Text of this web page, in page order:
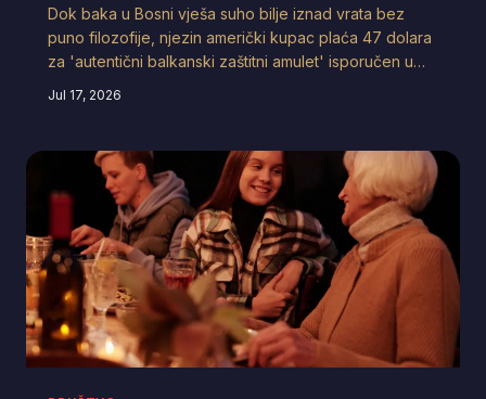
Dok baka u Bosni vješa suho bilje iznad vrata bez
puno filozofije, njezin američki kupac plaća 47 dolara
za 'autentični balkanski zaštitni amulet' isporučen u
previše glasno, jer su svi malo uplašeni.
Jul 17, 2026